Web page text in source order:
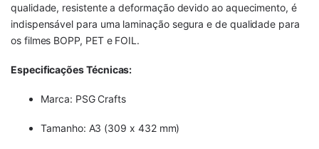
qualidade, resistente a deformação devido ao aquecimento, é
indispensável para uma laminação segura e de qualidade para
os filmes BOPP, PET e FOIL.
Especificações Técnicas:
Marca: PSG Crafts
Tamanho: A3 (309 x 432 mm)